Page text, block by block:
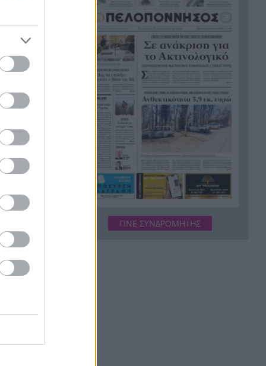
μας
την
από
της
η
16:00
Ξεμπλοκάρει η επανέναρξη
του Οδοντωτού; Θα
απαιτηθούν έργα άνω των 5
εκατ. ευρώ
Τρως αυτά το καλοκαίρι; Γιατί
μπορεί να γεμίσει το δέρμα
σου σπυράκια και ερεθισμούς
Η Αριάνα Γκράντε πατά
«παύση»: Τι είπε για τα σχόλια
γύρω από το σώμα της
15:30 Το Μουσείο Αλατος
υποδέχεται την «ασπρόμαυρη
Τουρισμός για όλους: Σήμερα
ΓΙΝΕ ΣΥΝΔΡΟΜΗΤΗΣ